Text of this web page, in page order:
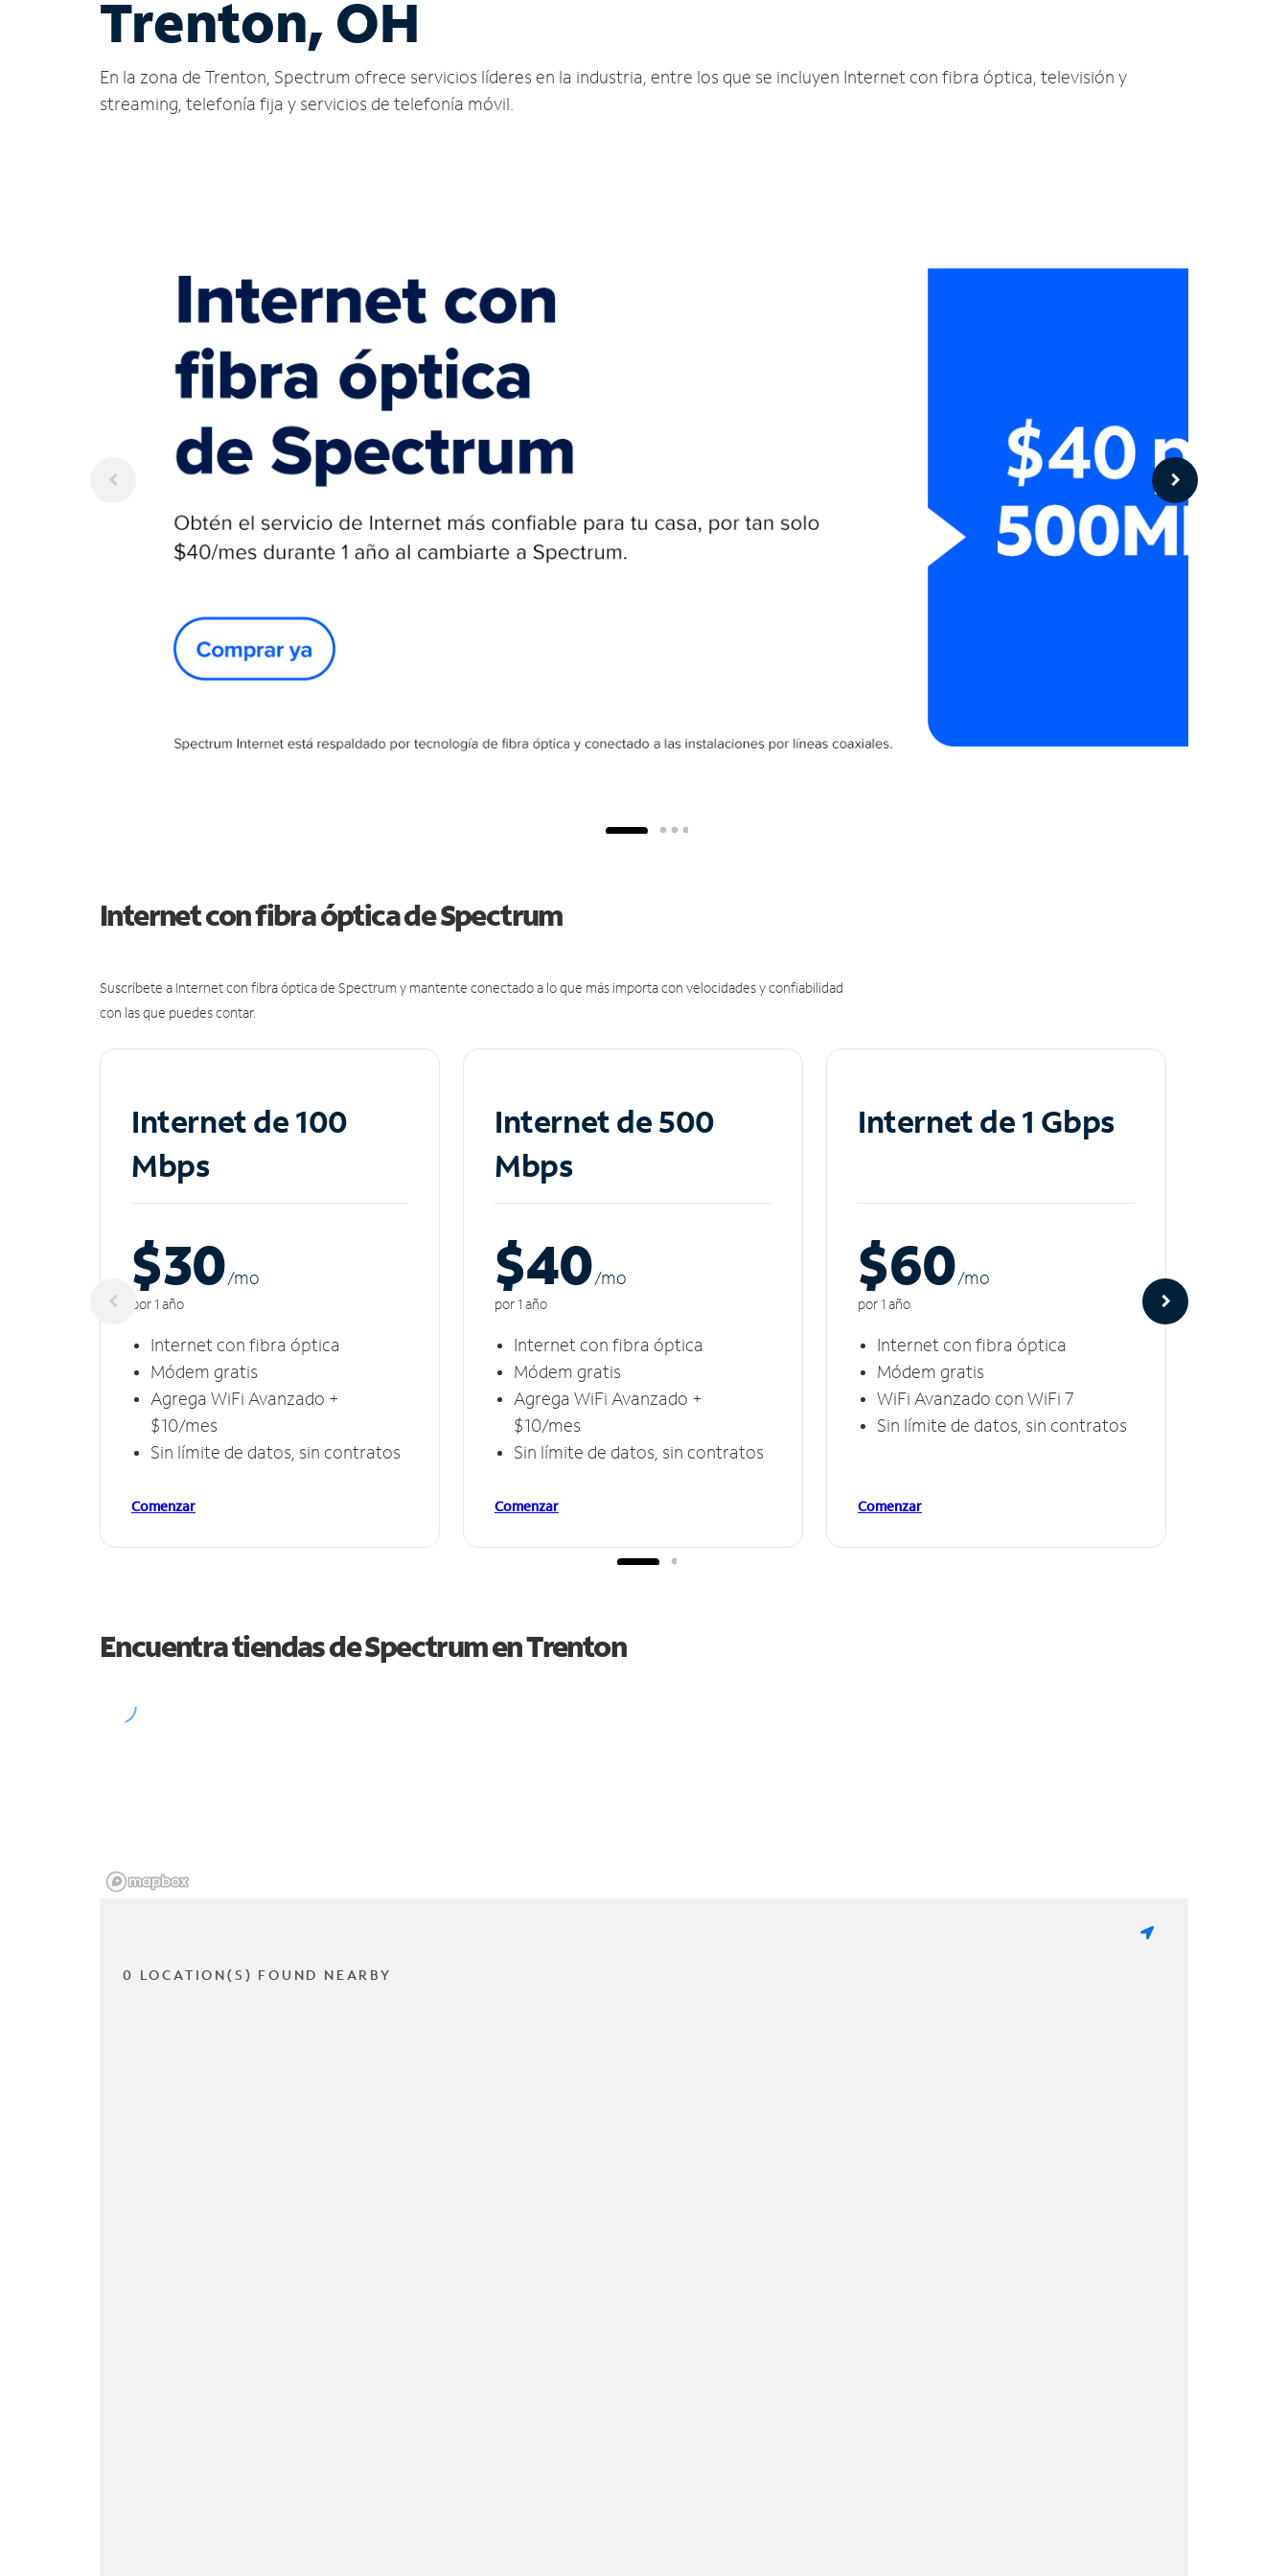
Trenton, OH
En la zona de Trenton, Spectrum ofrece servicios líderes en la industria, entre los que se incluyen Internet con fibra óptica, televisión y
streaming, telefonía fija y servicios de telefonía móvil.
Internet con fibra óptica de Spectrum
Suscríbete a Internet con fibra óptica de Spectrum y mantente conectado a lo que más importa con velocidades y confiabilidad
con las que puedes contar.
Internet de 100
Mbps
$30/mo
por 1 año
Internet con fibra óptica
Módem gratis
Agrega WiFi Avanzado +
$10/mes
Sin límite de datos, sin contratos
Comenzar
Internet de 500
Mbps
$40/mo
por 1 año
Internet con fibra óptica
Módem gratis
Agrega WiFi Avanzado +
$10/mes
Sin límite de datos, sin contratos
Comenzar
Internet de 1 Gbps
$60/mo
por 1 año
Internet con fibra óptica
Módem gratis
WiFi Avanzado con WiFi 7
Sin límite de datos, sin contratos
Comenzar
Encuentra tiendas de Spectrum enTrenton
0 LOCATION(S) FOUND NEARBY